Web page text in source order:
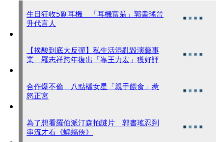
生日狂收5副耳機 「耳機富翁」郭書瑤晉
升代言人
【挨酸到底大反彈】私生活混亂毀演藝事
業 羅志祥跨年復出「靠王力宏」獲好評
合作爆不倫 八點檔女星「親手餵食」惹
怒正宮
為了想看羅伯派汀森拍謎片 郭書瑤忍到
串流才看《蝙蝠俠》